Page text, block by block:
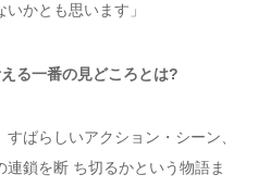
かとも思います」
る一番の見どころとは?
すばらしいアクション・シーン、
鎖を断 ち切るかという物語ま